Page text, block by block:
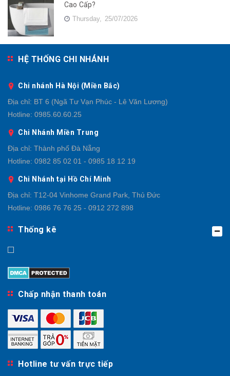
Cao Cấp?
Thursday, 25/07/2026
HỆ THỐNG CHI NHÁNH
Chi nhánh Hà Nội (Miền Bắc)
Địa chỉ: BT 6 (Ngã Tư Vạn Phúc - Lê Văn Lương)
Hotline: 0985.60.60.25
Chi Nhánh Miền Trung
Địa chỉ: Thành phố Đà Nẵng
Hotline: 0982 85 02 01 - 0985 18 12 19
Chi Nhánh tại Hồ Chí Minh
Địa chỉ: T12-04 Vinhome Grand Park, Thủ Đức
Hotline: 0986 76 76 25 - 0912 272 898
Thống kê
Chấp nhận thanh toán
Hotline tư vấn trực tiếp